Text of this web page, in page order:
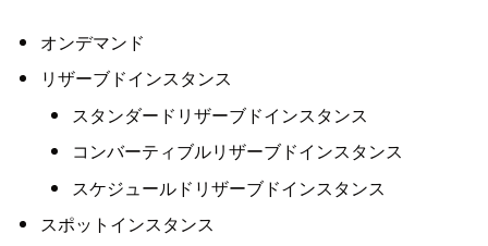
オンデマンド
リザーブドインスタンス
スタンダードリザーブドインスタンス
コンバーティブルリザーブドインスタンス
スケジュールドリザーブドインスタンス
スポットインスタンス